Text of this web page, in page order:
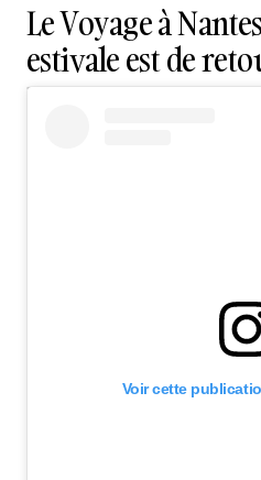
Le Voyage à
estivale est de
Voir cette